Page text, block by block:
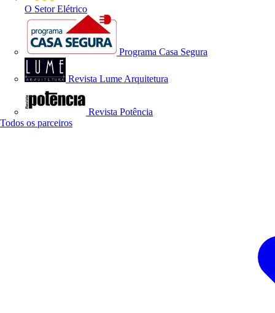
O Setor Elétrico
Programa Casa Segura
Revista Lume Arquitetura
Revista Potência
Todos os parceiros